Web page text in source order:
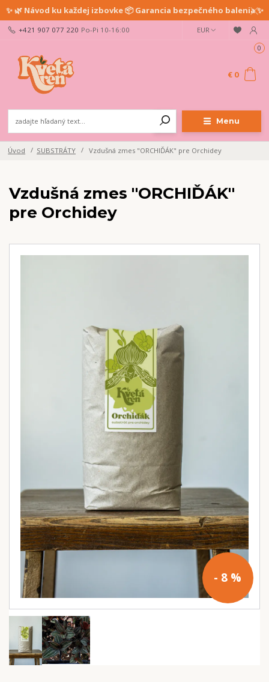
✨ 🌿 Návod ku každej izbovke 📦 Garancia bezpečného balenia ✨
Menu
EUR
+421 907 077 220 Po-Pi 10-16:00
0
€ 0
Úvod SUBSTRÁTY Vzdušná zmes "ORCHIĎÁK" pre Orchidey
Vzdušná zmes "ORCHIĎÁK"
pre Orchidey
- 8 %